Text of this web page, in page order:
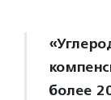
более